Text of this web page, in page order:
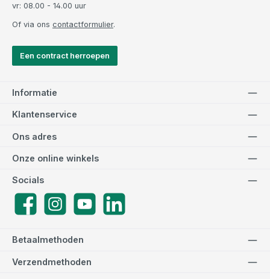
vr: 08.00 - 14.00 uur
Of via ons contactformulier.
Een contract herroepen
Informatie
Klantenservice
Betaalmethoden
Verzendmethoden
Ons adres
Socials
FacebookInstagramYouTube
Onze online winkels